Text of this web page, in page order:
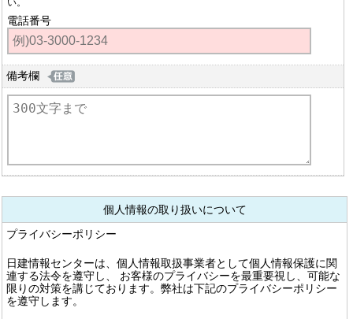
電話番号
備考欄
個人情報の取り扱いについて
プライバシーポリシー
日建情報センターは、個人情報取扱事業者として個人情報保護に関
連する法令を遵守し、 お客様のプライバシーを最重要視し、可能な
限りの対策を講じております。弊社は下記のプライバシーポリシー
を遵守します。